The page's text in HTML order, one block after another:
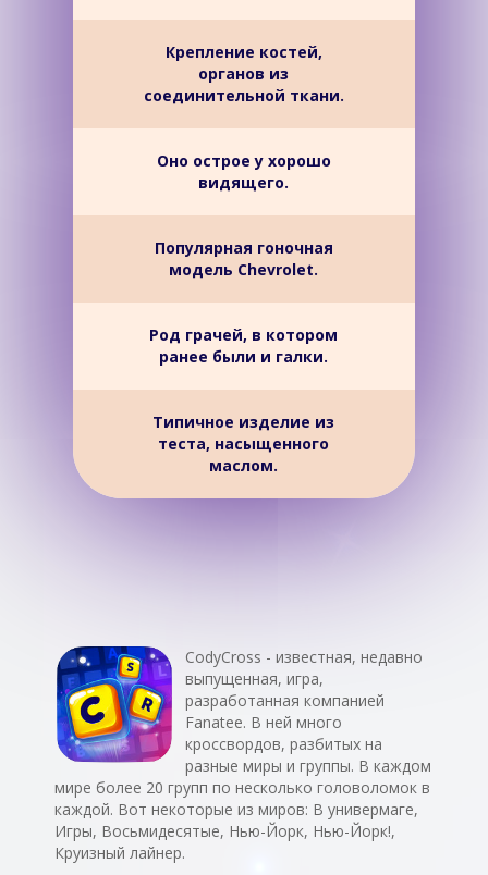
Крепление костей,
органов из
соединительной ткани.
Оно острое у хорошо
видящего.
Популярная гоночная
модель Chevrolet.
Род грачей, в котором
ранее были и галки.
Типичное изделие из
теста, насыщенного
маслом.
CodyCross - известная, недавно
выпущенная, игра,
разработанная компанией
Fanatee. В ней много
кроссвордов, разбитых на
разные миры и группы. В каждом
мире более 20 групп по несколько головоломок в
каждой. Вот некоторые из миров: В универмаге,
Игры, Восьмидесятые, Нью-Йорк, Нью-Йорк!,
Круизный лайнер.